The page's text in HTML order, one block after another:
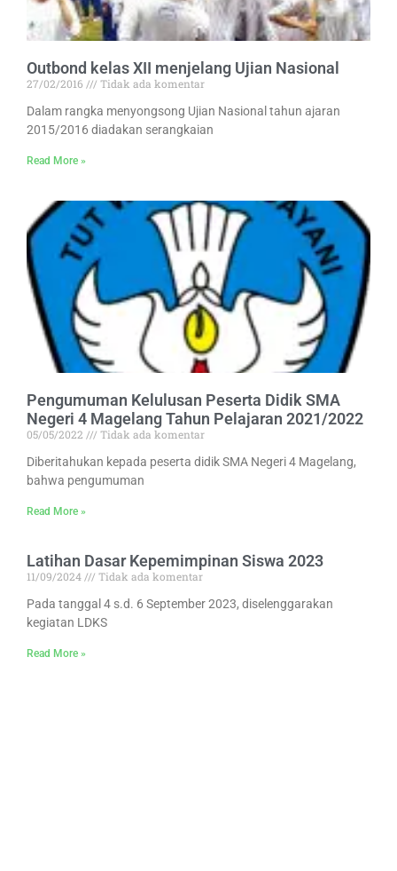
Outbond kelas XII menjelang Ujian Nasional
27/02/2016
Tidak ada komentar
Dalam rangka menyongsong Ujian Nasional tahun ajaran
2015/2016 diadakan serangkaian
Read More »
Pengumuman Kelulusan Peserta Didik SMA
Negeri 4 Magelang Tahun Pelajaran 2021/2022
05/05/2022
Tidak ada komentar
Diberitahukan kepada peserta didik SMA Negeri 4 Magelang,
bahwa pengumuman
Read More »
Latihan Dasar Kepemimpinan Siswa 2023
11/09/2024
Tidak ada komentar
Pada tanggal 4 s.d. 6 September 2023, diselenggarakan
kegiatan LDKS
Read More »